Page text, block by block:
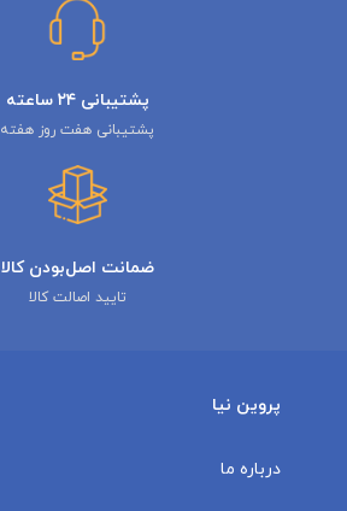
پشتیبانی ۲۴ ساعته
پشتیبانی هفت روز هفته
ضمانت اصل‌بودن کالا
تایید اصالت کالا
پروین نیا
درباره ما